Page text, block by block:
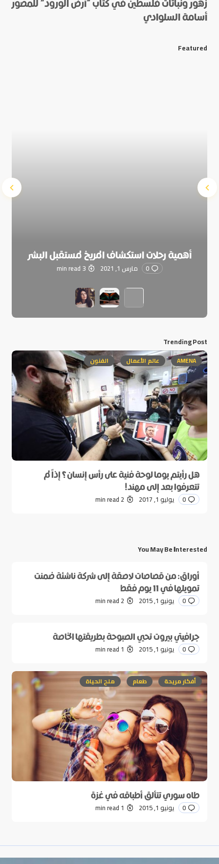
E-mail
*
زهور ونباتات فلسطين في كتاب “أرض الورود” للمصور
أسامة السلوادي
Featured
أهمية رحلات استكشاف المريخ لمستقبل البشر
0 مارس 1, 2021 3 min read
Trending Post
AMENA عالم الأعمال الفنون
هل رأيتم يوما لوحة فنية على رأس إنسان؟ إذاً لم
تتعرفوا بعد إلى مهند!
0 يوليو 1, 2017 2 min read
You May Be Interested
أوراق: من قصاصات لاصقة إلى شركة ناشئة ضمنت
تمويلها في 11 يوم فقط
0 يونيو 1, 2015 2 min read
جرافيتي بيروت تحيي الصبوحة بطريقتها الخاصة
0 يونيو 1, 2015 1 min read
أفكار مريحة طعام ملح الحياة
طاه سوري تتألق أطباقه في غزة
0 يونيو 1, 2015 1 min read